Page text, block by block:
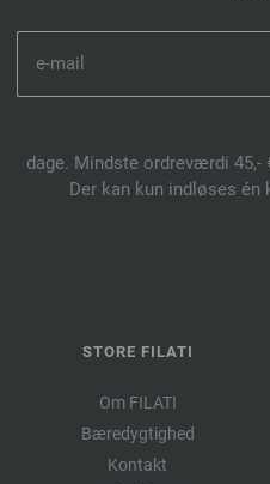
dage. Mindste ordreværdi
Der kan kun indløses én
STORE FILATI
Om FILATI
Bæredygtighed
Kontakt